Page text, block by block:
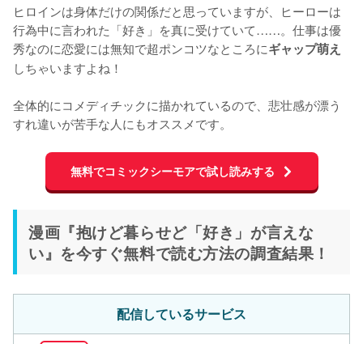
ヒロインは身体だけの関係だと思っていますが、ヒーローは
行為中に言われた「好き」を真に受けていて……。仕事は優
秀なのに恋愛には無知で超ポンコツなところにギャップ萌え
しちゃいますよね！
全体的にコメディチックに描かれているので、悲壮感が漂う
すれ違いが苦手な人にもオススメです。
無料でコミックシーモアで試し読みする
漫画『抱けど暮らせど「好き」が言えな
い』を今すぐ無料で読む方法の調査結果！
配信しているサービス